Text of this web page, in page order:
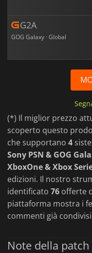
G2A
GOG Galaxy · Global
(*) Il miglior prezzo
scoperto questo
che supportano 4
Sony PSN & GOG
XboxOne & Xbox
edizioni. Il nostro
identificato 76 offerte
piattaforma mostra i
commenti già
Note della patch